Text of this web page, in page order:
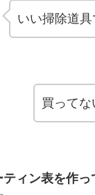
いい掃除道
買ってな
ティン表を作っ